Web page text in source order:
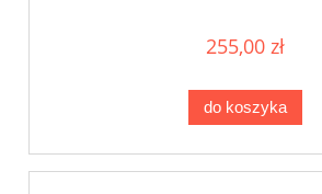
255,00 zł
do koszyka